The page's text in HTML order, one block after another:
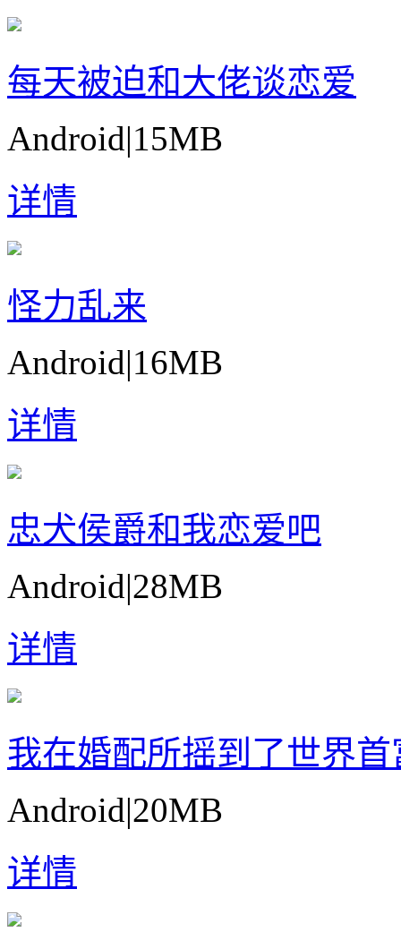
每天被迫和大佬谈恋爱
Android|15MB
详情
怪力乱来
Android|16MB
详情
忠犬侯爵和我恋爱吧
Android|28MB
详情
我在婚配所摇到了世界首
Android|20MB
详情